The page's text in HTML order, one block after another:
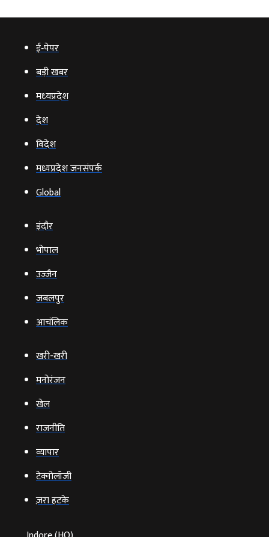
ई‑पेपर
बड़ी खबर
मध्‍यप्रदेश
देश
विदेश
मध्यप्रदेश जनसंपर्क
Global
इंदौर
भोपाल
उज्‍जैन
जबलपुर
आचंलिक
खरी-खरी
मनोरंजन
खेल
राजनीति
व्‍यापार
टेक्‍नोलॉजी
ज़रा हटके